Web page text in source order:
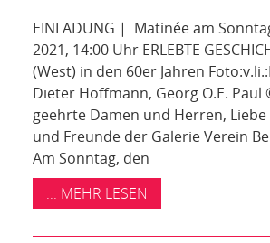
EINLADUNG | Matinée am
2021, 14:00 Uhr ERLEBTE
(West) in den 60er Jahren
Dieter Hoffmann, Georg O.E. Paul
geehrte Damen und Herren,
und Freunde der Galerie Verein
Am Sonntag, den
... MEHR LESEN